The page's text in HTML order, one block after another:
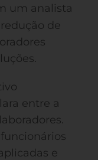
um analista
de
entre a
e